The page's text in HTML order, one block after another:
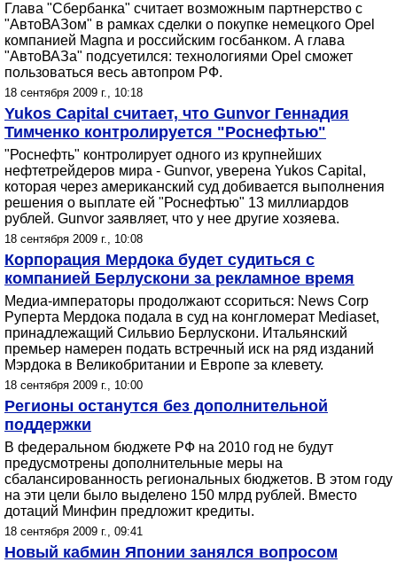
Глава "Сбербанка" считает возможным партнерство с
"АвтоВАЗом" в рамках сделки о покупке немецкого Opel
компанией Magna и российским госбанком. А глава
"АвтоВАЗа" подсуетился: технологиями Opel сможет
пользоваться весь автопром РФ.
18 сентября 2009 г., 10:18
Yukos Capital считает, что Gunvor Геннадия
Тимченко контролируется "Роснефтью"
"Роснефть" контролирует одного из крупнейших
нефтетрейдеров мира - Gunvor, уверена Yukos Capital,
которая через американский суд добивается выполнения
решения о выплате ей "Роснефтью" 13 миллиардов
рублей. Gunvor заявляет, что у нее другие хозяева.
18 сентября 2009 г., 10:08
Корпорация Мердока будет судиться с
компанией Берлускони за рекламное время
Медиа-императоры продолжают ссориться: News Corp
Руперта Мердока подала в суд на конгломерат Mediaset,
принадлежащий Сильвио Берлускони. Итальянский
премьер намерен подать встречный иск на ряд изданий
Мэрдока в Великобритании и Европе за клевету.
18 сентября 2009 г., 10:00
Регионы останутся без дополнительной
поддержки
В федеральном бюджете РФ на 2010 год не будут
предусмотрены дополнительные меры на
сбалансированность региональных бюджетов. В этом году
на эти цели было выделено 150 млрд рублей. Вместо
дотаций Минфин предложит кредиты.
18 сентября 2009 г., 09:41
Новый кабмин Японии занялся вопросом